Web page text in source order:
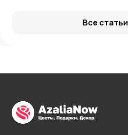
Все статьи